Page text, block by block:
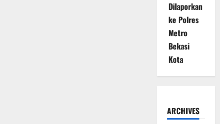
Dilaporkan
ke Polres
Metro
Bekasi
Kota
ARCHIVES